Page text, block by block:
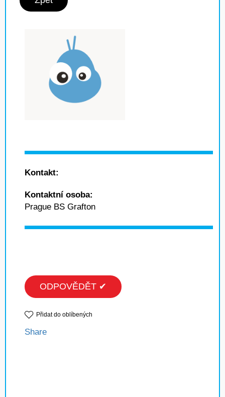
Kontakt:
Kontaktní osoba:
Prague BS Grafton
ODPOVĚDĚT ✔
Přidat do oblíbených
Share